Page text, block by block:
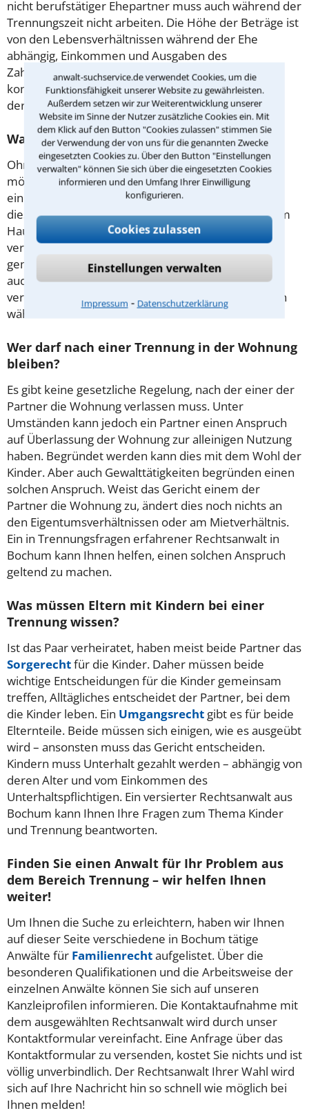
anwalt-suchservice.de verwendet Cookies, um die
Funktionsfähigkeit unserer Website zu gewährleisten.
Außerdem setzen wir zur Weiterentwicklung unserer
Website im Sinne der Nutzer zusätzliche Cookies ein. Mit
dem Klick auf den Button "Cookies zulassen" stimmen Sie
der Verwendung der von uns für die genannten Zwecke
eingesetzten Cookies zu. Über den Button "Einstellungen
verwalten" können Sie sich über die eingesetzten Cookies
informieren und den Umfang Ihrer Einwilligung
konfigurieren.
Cookies zulassen
Einstellungen verwalten
Impressum ⁃ Datenschutzerklärung
nicht berufstätiger Ehepartner muss auch während der
Trennungszeit nicht arbeiten. Die Höhe der Beträge ist
von den Lebensverhältnissen während der Ehe
abhängig, Einkommen und Ausgaben des
Zahlungspflichtigen spielen eine große Rolle. Ein
kompetenter Anwalt in Bochum berät sie zu allen
derartigen Fragen.
Was bedeutet das Trennungsjahr für Sie?
Ohne dieses ist keine spätere Scheidung einer Ehe
möglich. Denn: Ohne den Trennungszeitraum von
einem Jahr wird kein Gericht die Ehe auflösen. In
diesem Zeitraum dürfen Sie sich nicht gegenseitig im
Haushalt helfen oder Ihre Freizeit zusammen
verbringen. Eine gemeinsame Wohnung ohne
gemeinsames Schlafzimmer ist erlaubt, bei Kindern
auch zum Beispiel gemeinsame Mahlzeiten. Ein
versierter Anwalt kann Sie dazu beraten, wie Sie sich
während dieser Zeit am besten verhalten.
Wer darf nach einer Trennung in der Wohnung
bleiben?
Es gibt keine gesetzliche Regelung, nach der einer der
Partner die Wohnung verlassen muss. Unter
Umständen kann jedoch ein Partner einen Anspruch
auf Überlassung der Wohnung zur alleinigen Nutzung
haben. Begründet werden kann dies mit dem Wohl der
Kinder. Aber auch Gewalttätigkeiten begründen einen
solchen Anspruch. Weist das Gericht einem der
Partner die Wohnung zu, ändert dies noch nichts an
den Eigentumsverhältnissen oder am Mietverhältnis.
Ein in Trennungsfragen erfahrener Rechtsanwalt in
Bochum kann Ihnen helfen, einen solchen Anspruch
geltend zu machen.
Was müssen Eltern mit Kindern bei einer
Trennung wissen?
Ist das Paar verheiratet, haben meist beide Partner das
Sorgerechtfür die Kinder. Daher müssen beide
wichtige Entscheidungen für die Kinder gemeinsam
treffen, Alltägliches entscheidet der Partner, bei dem
die Kinder leben. Ein Umgangsrecht gibt es für beide
Elternteile. Beide müssen sich einigen, wie es ausgeübt
wird – ansonsten muss das Gericht entscheiden.
Kindern muss Unterhalt gezahlt werden – abhängig von
deren Alter und vom Einkommen des
Unterhaltspflichtigen. Ein versierter Rechtsanwalt aus
Bochum kann Ihnen Ihre Fragen zum Thema Kinder
und Trennung beantworten.
Finden Sie einen Anwalt für Ihr Problem aus
dem Bereich Trennung – wir helfen Ihnen
weiter!
Um Ihnen die Suche zu erleichtern, haben wir Ihnen
auf dieser Seite verschiedene in Bochum tätige
Anwälte für Familienrechtaufgelistet. Über die
besonderen Qualifikationen und die Arbeitsweise der
einzelnen Anwälte können Sie sich auf unseren
Kanzleiprofilen informieren. Die Kontaktaufnahme mit
dem ausgewählten Rechtsanwalt wird durch unser
Kontaktformular vereinfacht. Eine Anfrage über das
Kontaktformular zu versenden, kostet Sie nichts und ist
völlig unverbindlich. Der Rechtsanwalt Ihrer Wahl wird
sich auf Ihre Nachricht hin so schnell wie möglich bei
Ihnen melden!